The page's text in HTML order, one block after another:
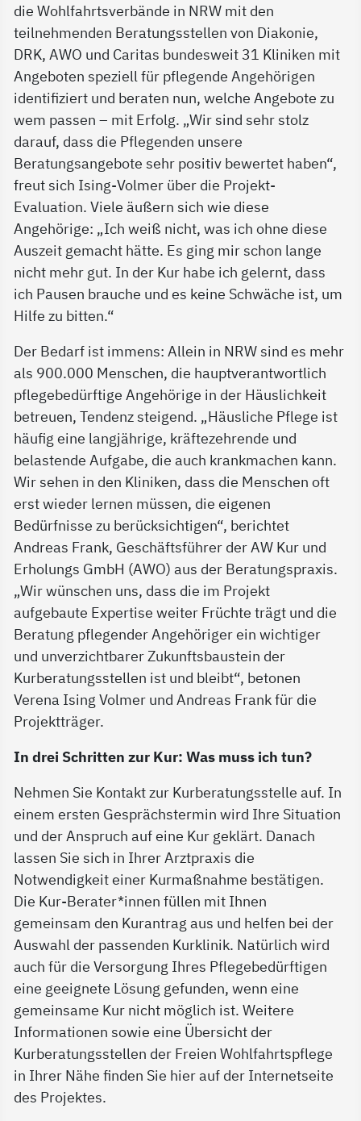
die Wohlfahrtsverbände in NRW mit den
teilnehmenden Beratungsstellen von Diakonie,
DRK, AWO und Caritas bundesweit 31 Kliniken mit
Angeboten speziell für pflegende Angehörigen
identifiziert und beraten nun, welche Angebote zu
wem passen – mit Erfolg. „Wir sind sehr stolz
darauf, dass die Pflegenden unsere
Beratungsangebote sehr positiv bewertet haben“,
freut sich Ising-Volmer über die Projekt-
Evaluation. Viele äußern sich wie diese
Angehörige: „Ich weiß nicht, was ich ohne diese
Auszeit gemacht hätte. Es ging mir schon lange
nicht mehr gut. In der Kur habe ich gelernt, dass
ich Pausen brauche und es keine Schwäche ist, um
Hilfe zu bitten.“
Der Bedarf ist immens: Allein in NRW sind es mehr
als 900.000 Menschen, die hauptverantwortlich
pflegebedürftige Angehörige in der Häuslichkeit
betreuen, Tendenz steigend. „Häusliche Pflege ist
häufig eine langjährige, kräftezehrende und
belastende Aufgabe, die auch krankmachen kann.
Wir sehen in den Kliniken, dass die Menschen oft
erst wieder lernen müssen, die eigenen
Bedürfnisse zu berücksichtigen“, berichtet
Andreas Frank, Geschäftsführer der AW Kur und
Erholungs GmbH (AWO) aus der Beratungspraxis.
„Wir wünschen uns, dass die im Projekt
aufgebaute Expertise weiter Früchte trägt und die
Beratung pflegender Angehöriger ein wichtiger
und unverzichtbarer Zukunftsbaustein der
Kurberatungsstellen ist und bleibt“, betonen
Verena Ising Volmer und Andreas Frank für die
Projektträger.
In drei Schritten zur Kur: Was muss ich tun?
Nehmen Sie Kontakt zur Kurberatungsstelle auf. In
einem ersten Gesprächstermin wird Ihre Situation
und der Anspruch auf eine Kur geklärt. Danach
lassen Sie sich in Ihrer Arztpraxis die
Notwendigkeit einer Kurmaßnahme bestätigen.
Die Kur-Berater*innen füllen mit Ihnen
gemeinsam den Kurantrag aus und helfen bei der
Auswahl der passenden Kurklinik. Natürlich wird
auch für die Versorgung Ihres Pflegebedürftigen
eine geeignete Lösung gefunden, wenn eine
gemeinsame Kur nicht möglich ist. Weitere
Informationen sowie eine Übersicht der
Kurberatungsstellen der Freien Wohlfahrtspflege
in Ihrer Nähe finden Sie hier auf der Internetseite
des Projektes.